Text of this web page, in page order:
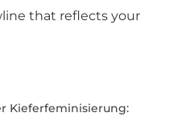
that reflects your
Kieferfeminisierung: